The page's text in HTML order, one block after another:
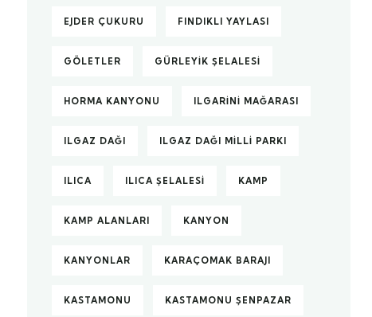
EJDER ÇUKURU FINDIKLI YAYLASI
GÖLETLER GÜRLEYIK ŞELALESI
HORMA KANYONU ILGARINI MAĞARASI
ILGAZ DAĞI ILGAZ DAĞI MILLI PARKI
ILICA ILICA ŞELALESI KAMP
KAMP ALANLARI KANYON
KANYONLAR KARAÇOMAK BARAJI
KASTAMONU KASTAMONU ŞENPAZAR